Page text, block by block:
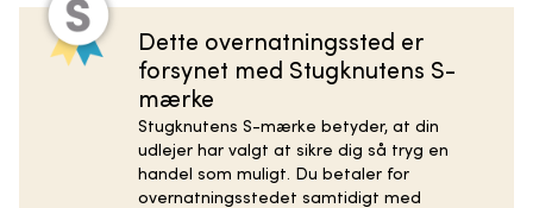
Dette overnatningssted er
forsynet med Stugknutens S-
mærke
Stugknutens S-mærke betyder, at din
udlejer har valgt at sikre dig så tryg en
handel som muligt. Du betaler for
overnatningsstedet samtidigt med